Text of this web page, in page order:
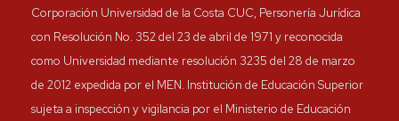
Corporación Universidad de la Costa CUC, Personería Jurídica
con Resolución No. 352 del 23 de abril de 1971 y reconocida
como Universidad mediante resolución 3235 del 28 de marzo
de 2012 expedida por el MEN. Institución de Educación Superior
sujeta a inspección y vigilancia por el Ministerio de Educación